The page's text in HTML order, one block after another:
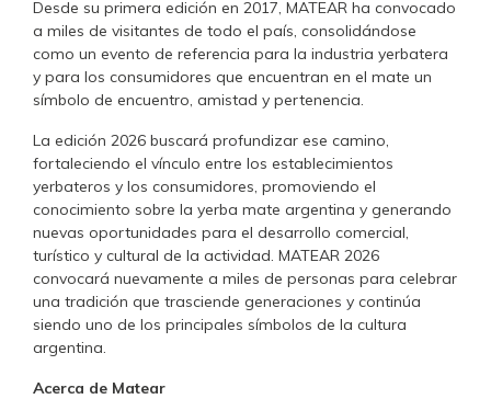
Desde su primera edición en 2017, MATEAR ha convocado
a miles de visitantes de todo el país, consolidándose
como un evento de referencia para la industria yerbatera
y para los consumidores que encuentran en el mate un
símbolo de encuentro, amistad y pertenencia.
La edición 2026 buscará profundizar ese camino,
fortaleciendo el vínculo entre los establecimientos
yerbateros y los consumidores, promoviendo el
conocimiento sobre la yerba mate argentina y generando
nuevas oportunidades para el desarrollo comercial,
turístico y cultural de la actividad. MATEAR 2026
convocará nuevamente a miles de personas para celebrar
una tradición que trasciende generaciones y continúa
siendo uno de los principales símbolos de la cultura
argentina.
Acerca de Matear